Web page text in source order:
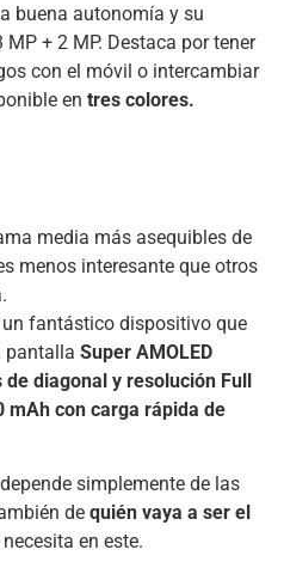
buena autonomía y su
+ 2 MP. Destaca por tener
con el móvil o intercambiar
en tres colores.
media más asequibles de
menos interesante que otros
un fantástico dispositivo que
pantalla Super AMOLED
diagonal y resolución Full
mAh con carga rápida de
simplemente de las
de quién vaya a ser el
en este.